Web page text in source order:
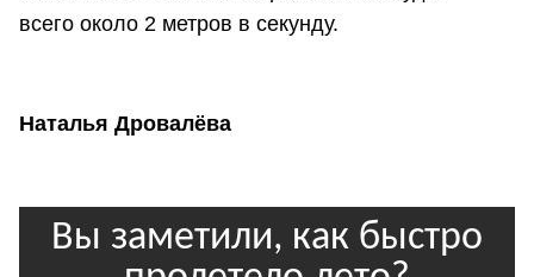
всего около 2 метров в секунду.
Наталья Дровалёва